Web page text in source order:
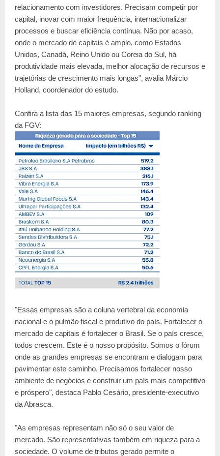
relacionamento com investidores. Precisam competir por
capital, inovar com maior frequência, internacionalizar
processos e buscar eficiência contínua. Não por acaso,
onde o mercado de capitais é amplo, como Estados
Unidos, Canadá, Reino Unido ou Coreia do Sul, há
produtividade mais elevada, melhor alocação de recursos e
trajetórias de crescimento mais longas", avalia Márcio
Holland, coordenador do estudo.
Confira a lista das 15 maiores empresas, segundo ranking
da FGV:
"Essas empresas são a coluna vertebral da economia
nacional e o pulmão fiscal e produtivo do país. Fortalecer o
mercado de capitais é fortalecer o Brasil. Se o país cresce,
todos crescem. Este é o nosso propósito. Somos o fórum
onde as grandes empresas se encontram e dialogam para
pavimentar este caminho. Precisamos fortalecer nosso
ambiente de negócios e construir um país mais competitivo
e próspero", destaca Pablo Cesário, presidente-executivo
da Abrasca.
"As empresas representam não só o seu valor de
mercado. São representativas também em riqueza para a
sociedade. O volume de tributos gerado permite o